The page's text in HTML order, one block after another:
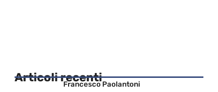
Articoli recentiFrancesco Paolantoni